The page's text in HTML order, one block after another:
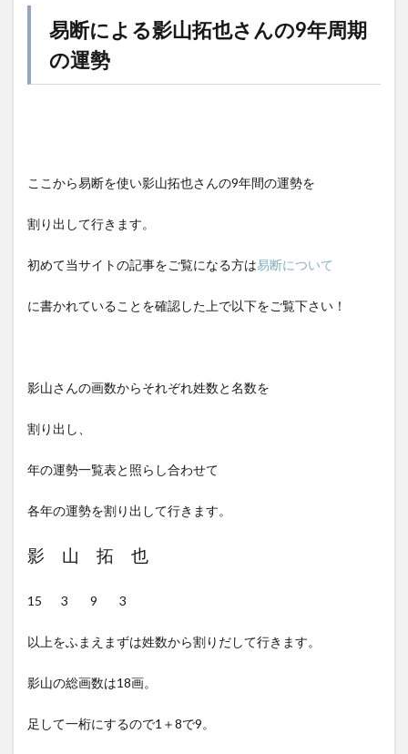
易断による影山拓也さんの9年周期
の運勢
ここから易断を使い影山拓也さんの9年間の運勢を
割り出して行きます。
初めて当サイトの記事をご覧になる方は易断について
に書かれていることを確認した上で以下をご覧下さい！
影山さんの画数からそれぞれ姓数と名数を
割り出し、
年の運勢一覧表と照らし合わせて
各年の運勢を割り出して行きます。
影 山 拓 也
15 3 9 3
以上をふまえまずは姓数から割りだして行きます。
影山の総画数は18画。
足して一桁にするので1＋8で9。